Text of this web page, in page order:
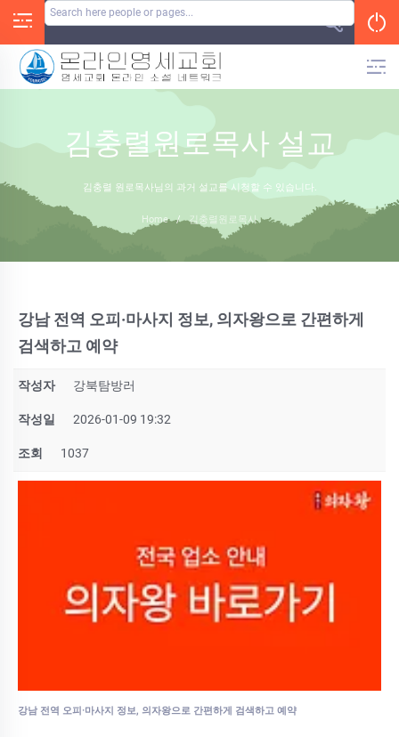
김충렬원로목사 설교
김충렬 원로목사님의 과거 설교를 시청할 수 있습니다.
Home / 김충렬원로목사
강남 전역 오피·마사지 정보, 의자왕으로 간편하게
검색하고 예약
작성자 강북탐방러
작성일 2026-01-09 19:32
조회 1037
강남 전역 오피·마사지 정보, 의자왕으로 간편하게 검색하고 예약